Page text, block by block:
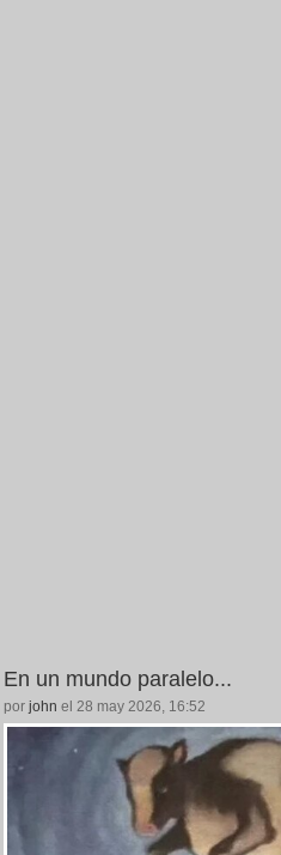
En un mundo paralelo...
por john el 28 may 2026, 16:52